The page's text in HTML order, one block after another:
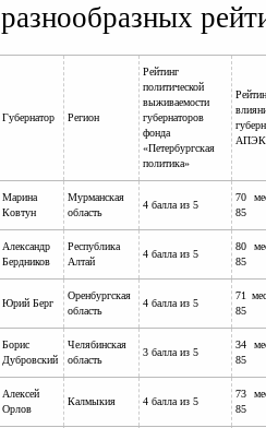
разнообразных
Губернатор Регион
Рейтинг
политической
выживаемости
губернаторов
фонда
«Петербургская
политика»
АПЭК
Марина
Ковтун
Мурманская
область
4 балла из 5
70
85
Александр
Бердников
Республика
Алтай
4 балла из 5
80
85
Юрий Берг
Оренбургская
область
4 балла из 5
71
85
Борис
Дубровский
Челябинская
область
3 балла из 5
34
85
Алексей
Орлов
Калмыкия 4 балла из 5
73
85